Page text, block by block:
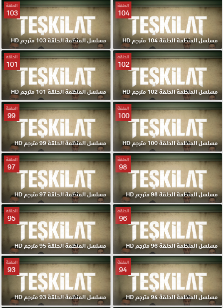
الحلقة
104
مسلسل المنظمة الحلقة 104 مترجم HD
الحلقة
103
مسلسل المنظمة الحلقة 103 مترجم HD
الحلقة
102
مسلسل المنظمة الحلقة 102 مترجم HD
الحلقة
101
مسلسل المنظمة الحلقة 101 مترجم HD
الحلقة
100
مسلسل المنظمة الحلقة 100 مترجم HD
الحلقة
99
مسلسل المنظمة الحلقة 99 مترجم HD
الحلقة
98
مسلسل المنظمة الحلقة 98 مترجم HD
الحلقة
97
مسلسل المنظمة الحلقة 97 مترجم HD
الحلقة
96
مسلسل المنظمة الحلقة 96 مترجم HD
الحلقة
95
مسلسل المنظمة الحلقة 95 مترجم HD
الحلقة
94
مسلسل المنظمة الحلقة 94 مترجم HD
الحلقة
93
مسلسل المنظمة الحلقة 93 مترجم HD